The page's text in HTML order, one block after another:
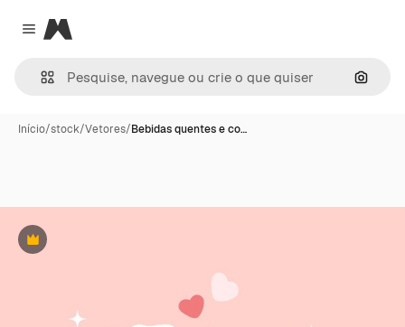
Close menu
Magnific
Início/stock/Vetores/Bebidas quentes e co…
Premium